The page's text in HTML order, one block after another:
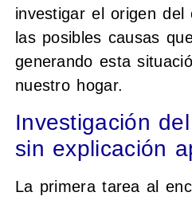
investigar el origen del
las posibles causas
generando esta
nuestro hogar.
Investigación
sin explicación
La primera tarea al